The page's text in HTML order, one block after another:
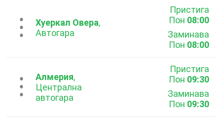
...Хуеркал Овера,
Автогара
Пристига
Пон 08:00
Заминава
Пон 08:00
...Алмерия,
Централна
автогара
Пристига
Пон 09:30
Заминава
Пон 09:30